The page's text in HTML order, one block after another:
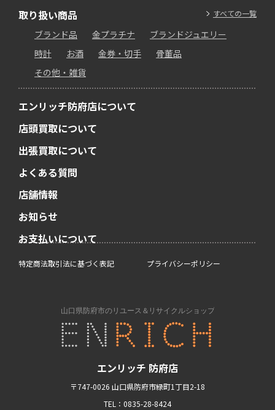
エンリッチ 防府店
〒747-0026 山口県防府市緑町1丁目2-18
TEL：0835-28-8424
すべての一覧
取り扱い商品
ブランド品 金プラチナ
ブランドジュエリー
時計
お酒 金券・切手
骨董品
その他・雑貨
エンリッチ防府店について
店頭買取について
出張買取について
よくある質問
店舗情報
お知らせ
お支払いについて
特定商法取引法に基づく表記 プライバシーポリシー